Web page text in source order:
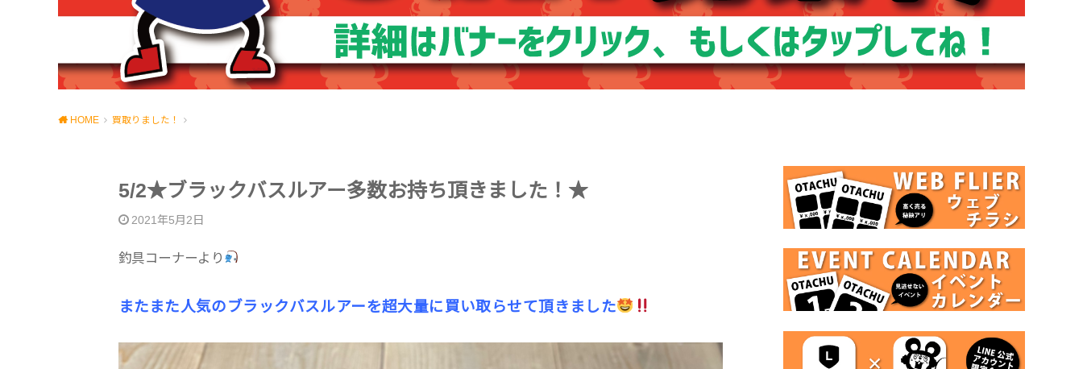
HOME 買取りました！
5/2★ブラックバスルアー多数お持ち頂きました！★
2021年5月2日
釣具コーナーより
またまた人気のブラックバスルアーを超大量に買い取らせて頂きました